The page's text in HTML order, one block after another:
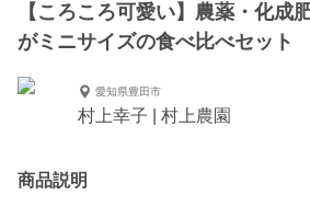
【ころころ可愛い】農薬・化成
がミニサイズの食べ比べセット
愛知県豊田市
村上幸子 | 村上農園
商品説明